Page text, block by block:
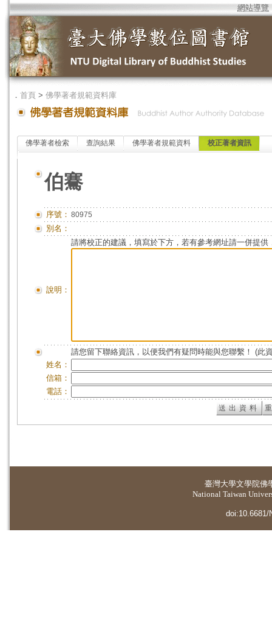
網站導覽
． 首頁 > 佛學著者規範資料庫
佛學著者檢索 查詢結果 佛學著者規範資料 校正著者資訊
伯騫
序號： 80975
別名：
說明：
請將校正的建議，填寫於下方，若有參考網址請一併提供
請您留下聯絡資訊，以便我們有疑問時能與您聯繫！ (此
姓名：
信箱：
電話：
臺灣大學文學院佛
National Taiwan
doi:10.6681/